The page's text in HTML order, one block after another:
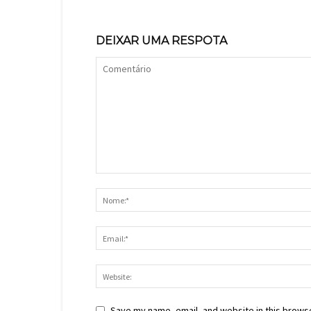
DEIXAR UMA RESPOTA